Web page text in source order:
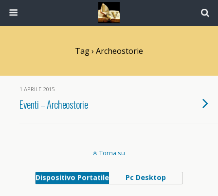
Tag › Archeostorie
1 APRILE 2015
Eventi – Archeostorie
Torna su
Dispositivo Portatile Pc Desktop